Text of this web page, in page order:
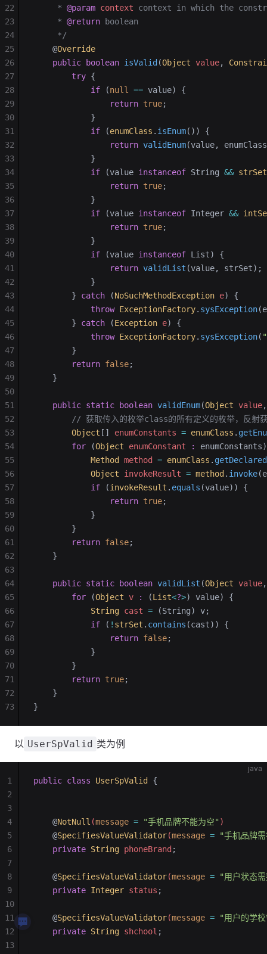
     *
@param context context in which the
     *
@return boolean
     */
    @
Override
    public
boolean isValid (Object value,
        try
{
            if
(null == value) {
                return
true;
            }
            if
(enumClass . isEnum()) {
                return
validEnum(value,
            }
            if
(value instanceof String && strSet
                return
true;
            }
            if
(value instanceof Integer &&
                return
true;
            }
            if
(value instanceof List) {
                return
validList (value, strSet);
            }
        }
catch (NoSuchMethodException e) {
            throw
ExceptionFactory. sysException
        }
catch (Exception e) {
            throw
ExceptionFactory. sysException(
        }
        return
false;
    }
    public
static boolean validEnum(Object value
// 获取传入的枚举class的所有定义的枚举，反射
        Object
[] enumConstants = enumClass .
        for
(Object enumConstant :
            Method
method = enumClass .
            Object
invokeResult = method . invoke
            if
(invokeResult . equals (value)) {
                return
true;
            }
        }
        return
false;
    }
    public
static boolean validList (Object value
        for
(Object v : (List<?>) value) {
            String
cast = (String) v;
            if
( ! strSet . contains (cast)) {
                return
false;
            }
        }
        return
true;
    }
}
22
23
24
25
26
27
28
29
30
31
32
33
34
35
36
37
38
39
40
41
42
43
44
45
46
47
48
49
50
51
52
53
54
55
56
57
58
59
60
61
62
63
64
65
66
67
68
69
70
71
72
73
以 UserSpValid 类为例
java
public class UserSpValid {
    @
NotNull (message = "手机品牌不能为空" )
    @
SpecifiesValueValidator(message = "手机品牌
    private
String phoneBrand ;
    @
SpecifiesValueValidator(message = "用户状态
    private
Integer status ;
    @
SpecifiesValueValidator(message = "用户的学
    private
String shchool ;
1
2
3
4
5
6
7
8
9
10
11
12
13